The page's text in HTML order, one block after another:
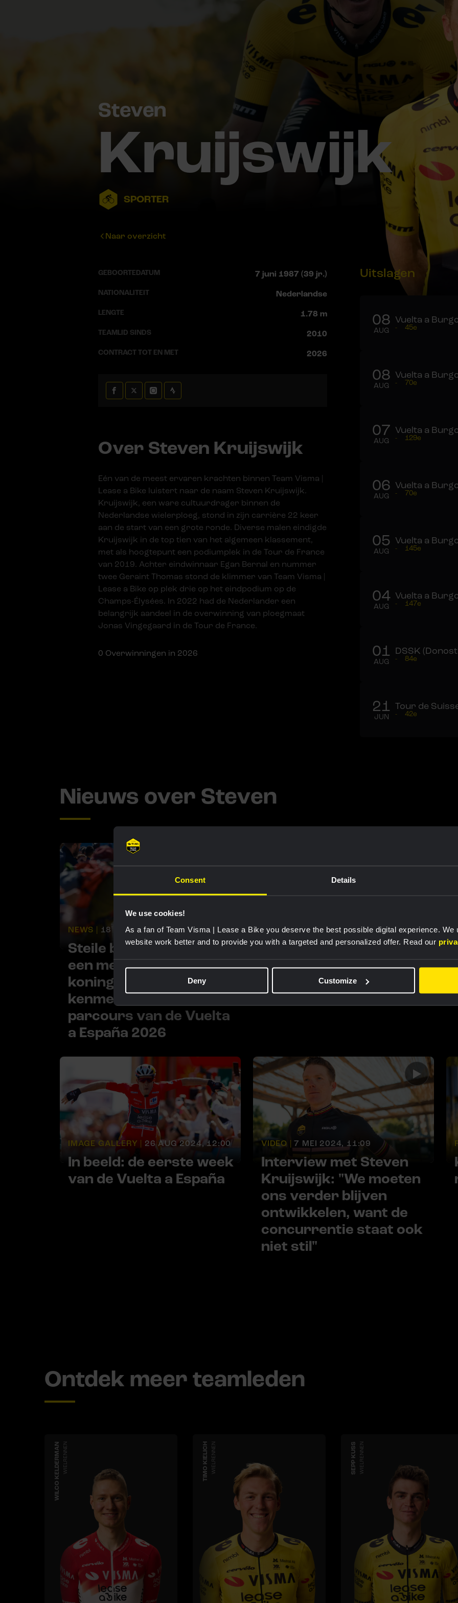
Consent Details
We use cookies!
As a fan of Team Visma | Lease a Bike you deserve the best possible digital experience.
website work better and to provide you with a targeted and personalized offer. Read our
Deny Customize
Steven
Kruijswijk
SPORTER
Naar overzicht
GEBOORTEDATUM 7 juni 1987 (39 jr.)
NATIONALITEIT Nederlandse
LENGTE 1.78 m
TEAMLID SINDS 2010
CONTRACT TOT EN MET 2026
Over Steven Kruijswijk
Eén van de meest ervaren krachten binnen Team Visma |
Lease a Bike luistert naar de naam Steven Kruijswijk.
Kruijswijk, een ware cultuurdrager binnen de
Nederlandse wielerploeg, stond in zijn carrière 22 keer
aan de start van een grote ronde. Diverse malen eindigde
Kruijswijk in de top tien van het algemeen klassement,
met als hoogtepunt een podiumplek in de Tour de France
van 2019. Achter eindwinnaar Egan Bernal en nummer
twee Geraint Thomas stond de klimmer van Team Visma |
Lease a Bike op plek drie op het eindpodium op de
Champs-Élysées. In 2022 had de Nederlander een
belangrijk aandeel in de overwinning van ploegmaat
Jonas Vingegaard in de Tour de France.
0 Overwinningen in 2026
Uitslagen
08
AUG
Vuelta a
- 45e
08
AUG
Vuelta a
- 70e
07
AUG
Vuelta a
- 129e
06
AUG
Vuelta a
- 70e
05
AUG
Vuelta a
- 145e
04
AUG
Vuelta a
- 147e
01
AUG
DSSK
- 84e
21
JUN
Tour de
- 42e
Nieuws over Steven
NEWS | 18 DEC 2025, 10:00
Steile beklimmingen en
een meedogenloze
koninginnenrit
kenmerken het
parcours van de Vuelta
a España 2026
NEWS | 30 JUL 2025, 10:55
Kruijswijk gaat voor
zeventiende profjaar
IMAGE GALLERY | 26 AUG 2024, 12:00
In beeld: de eerste week
van de Vuelta a España
VIDEO | 7 MEI 2024, 11:09
Interview met Steven
Kruijswijk: "We moeten
ons verder blijven
ontwikkelen, want de
concurrentie staat ook
niet stil"
Ontdek meer teamleden
WILCO KELDERMANWIELRENNEN TIMO KIELICHWIELRENNEN SEPP KUSSWIELRENNEN